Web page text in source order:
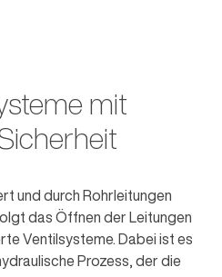
mit
und durch Rohrleitungen
das Öffnen der Leitungen
Ventilsysteme. Dabei ist es
Prozess, der die